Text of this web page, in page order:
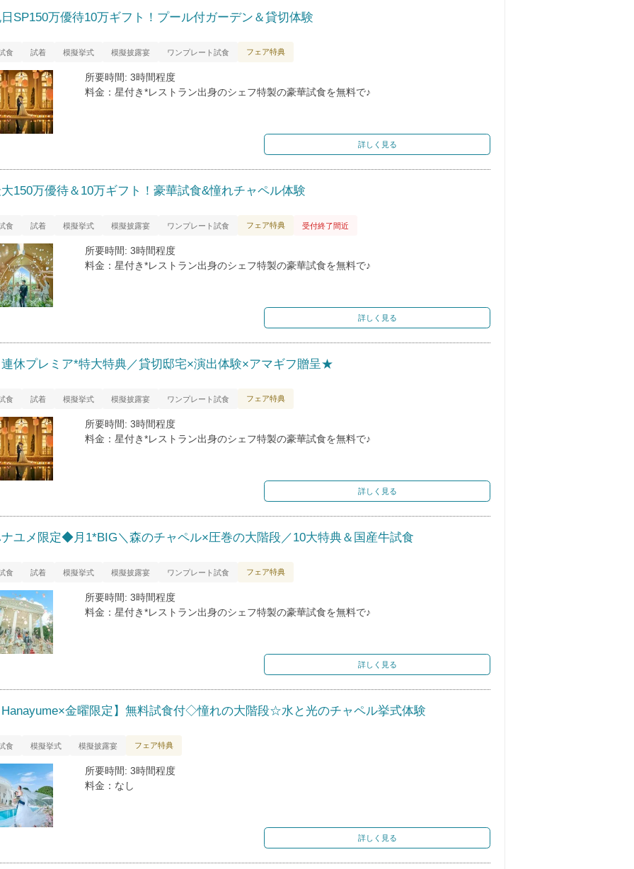
SP150万優待10万ギフト！プール付ガーデン＆貸切体験
食 試着 模擬挙式 模擬披露宴 ワンプレート試食 フェア特典
所要時間: 3時間程度
料金：星付き*レストラン出身のシェフ特製の豪華試食を無料で♪
詳しく見る
150万優待＆10万ギフト！豪華試食&憧れチャペル体験
食 試着 模擬挙式 模擬披露宴 ワンプレート試食 フェア特典 受付終了間近
所要時間: 3時間程度
料金：星付き*レストラン出身のシェフ特製の豪華試食を無料で♪
詳しく見る
休プレミア*特大特典／貸切邸宅×演出体験×アマギフ贈呈★
食 試着 模擬挙式 模擬披露宴 ワンプレート試食 フェア特典
所要時間: 3時間程度
料金：星付き*レストラン出身のシェフ特製の豪華試食を無料で♪
詳しく見る
ユメ限定◆月1*BIG＼森のチャペル×圧巻の大階段／10大特典＆国産牛試食
食 試着 模擬挙式 模擬披露宴 ワンプレート試食 フェア特典
所要時間: 3時間程度
料金：星付き*レストラン出身のシェフ特製の豪華試食を無料で♪
詳しく見る
金曜限定】無料試食付◇憧れの大階段☆水と光のチャペル挙式体験
食 模擬挙式 模擬披露宴 フェア特典
所要時間: 3時間程度
料金：なし
詳しく見る